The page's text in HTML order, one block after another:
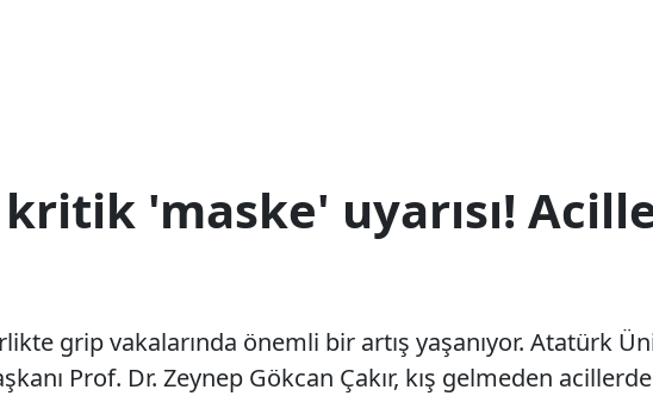
'maske' uyarısı!
grip vakalarında önemli bir artış yaşanıyor. Atatürk
Prof. Dr. Zeynep Gökcan Çakır, kış gelmeden